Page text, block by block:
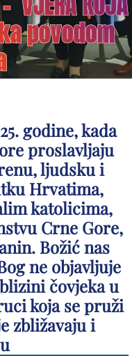
povodom
godine, kada
proslavljaju
ljudsku i
Hrvatima,
katolicima,
Crne Gore,
Božić nas
ne objavljuje
čovjeka u
koja se pruži
zbližavaju i